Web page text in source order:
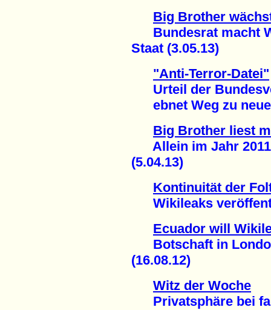
Big Brother
Bundesrat macht
Staat (3.05.13)
"Anti-Terror-Datei"
Urteil der
ebnet Weg zu
Big Brother liest
Allein im Jahr
(5.04.13)
Kontinuität der
Wikileaks
Ecuador will
Botschaft in
(16.08.12)
Witz der Woche
Privatsphäre bei